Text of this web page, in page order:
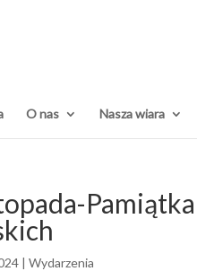
O nas Nasza wiara
|Wydarzenia